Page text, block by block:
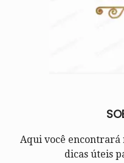
Aqui você encontrará
dicas úteis